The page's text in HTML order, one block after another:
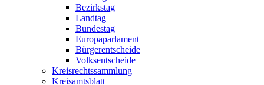
Bezirkstag
Landtag
Bundestag
Europaparlament
Bürgerentscheide
Volksentscheide
Kreisrechtssammlung
Kreisamtsblatt